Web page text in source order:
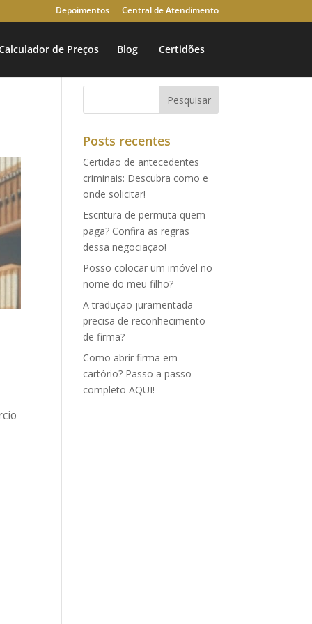
Depoimentos Central de Atendimento
de Preços Blog Certidões
Posts recentes
Certidão de antecedentes
criminais: Descubra como e
onde solicitar!
Escritura de permuta quem
paga? Confira as regras
dessa negociação!
Posso colocar um imóvel no
nome do meu filho?
A tradução juramentada
precisa de reconhecimento
de firma?
Como abrir firma em
cartório? Passo a passo
completo AQUI!